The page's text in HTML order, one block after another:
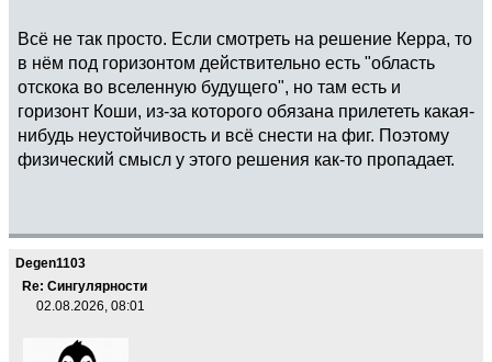
Всё не так просто. Если смотреть на решение Керра, то
в нём под горизонтом действительно есть "область
отскока во вселенную будущего", но там есть и
горизонт Коши, из-за которого обязана прилететь какая-
нибудь неустойчивость и всё снести на фиг. Поэтому
физический смысл у этого решения как-то пропадает.
Degen1103
Re: Сингулярности
02.08.2026, 08:01